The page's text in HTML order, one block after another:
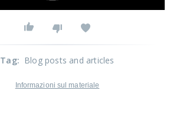
Tag: Blog posts and articles
Informazioni sul materiale